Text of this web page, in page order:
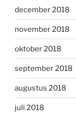
december 2018
november 2018
oktober 2018
september 2018
augustus 2018
juli 2018